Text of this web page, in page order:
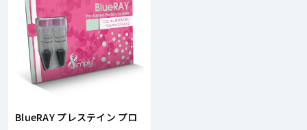
BlueRAY プレステイン プロ